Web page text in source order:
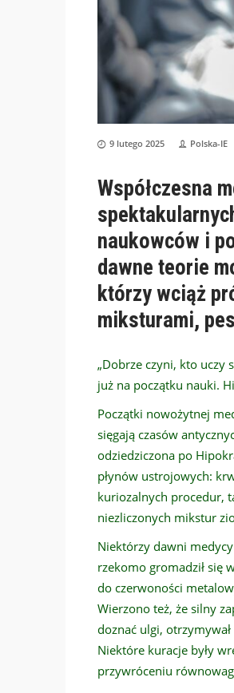
9 lutego 2025 Polska-IE
Współczesna
naukowców i
dawne teorie
którzy wciąż
miksturami,
„Dobrze czyni, kto uczy
już na początku nauki.
Początki nowożytnej
sięgają czasów
odziedziczona po
płynów ustrojowych:
kuriozalnych procedur,
niezliczonych mikstur
Niektórzy dawni
rzekomo gromadził się
do czerwoności
Wierzono też, że silny
doznać ulgi,
Niektóre kuracje były
przywróceniu